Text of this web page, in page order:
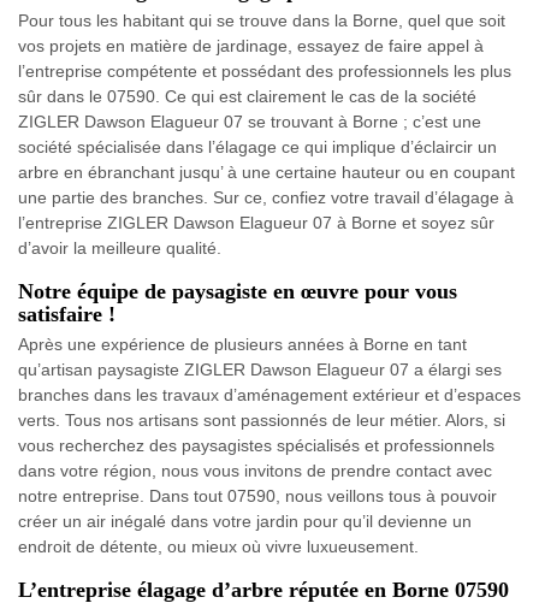
Pour tous les habitant qui se trouve dans la Borne, quel que soit
vos projets en matière de jardinage, essayez de faire appel à
l’entreprise compétente et possédant des professionnels les plus
sûr dans le 07590. Ce qui est clairement le cas de la société
ZIGLER Dawson Elagueur 07 se trouvant à Borne ; c’est une
société spécialisée dans l’élagage ce qui implique d’éclaircir un
arbre en ébranchant jusqu’ à une certaine hauteur ou en coupant
une partie des branches. Sur ce, confiez votre travail d’élagage à
l’entreprise ZIGLER Dawson Elagueur 07 à Borne et soyez sûr
d’avoir la meilleure qualité.
Notre équipe de paysagiste en œuvre pour vous
satisfaire !
Après une expérience de plusieurs années à Borne en tant
qu’artisan paysagiste ZIGLER Dawson Elagueur 07 a élargi ses
branches dans les travaux d’aménagement extérieur et d’espaces
verts. Tous nos artisans sont passionnés de leur métier. Alors, si
vous recherchez des paysagistes spécialisés et professionnels
dans votre région, nous vous invitons de prendre contact avec
notre entreprise. Dans tout 07590, nous veillons tous à pouvoir
créer un air inégalé dans votre jardin pour qu’il devienne un
endroit de détente, ou mieux où vivre luxueusement.
L’entreprise élagage d’arbre réputée en Borne 07590